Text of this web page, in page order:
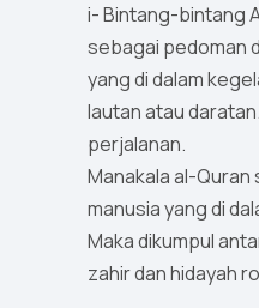
i- Bintang-bintang
sebagai pedoman
yang di dalam
lautan atau
perjalanan.
Manakala al-
manusia yang di
Maka dikumpul
zahir dan hidayah